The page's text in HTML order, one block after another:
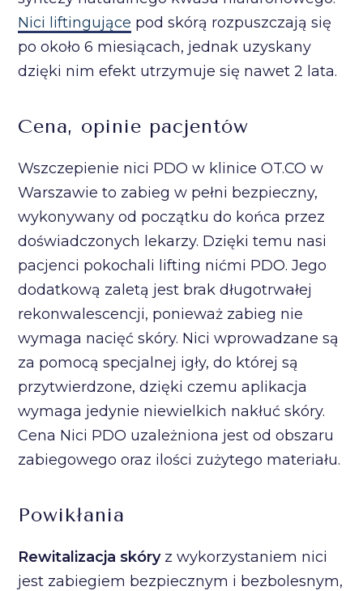
Nici liftingujące pod skórą rozpuszczają się
po około 6 miesiącach, jednak uzyskany
dzięki nim efekt utrzymuje się nawet 2 lata.
Cena, opinie pacjentów
Wszczepienie nici PDO w klinice OT.CO w
Warszawie to zabieg w pełni bezpieczny,
wykonywany od początku do końca przez
doświadczonych lekarzy. Dzięki temu nasi
pacjenci pokochali lifting nićmi PDO. Jego
dodatkową zaletą jest brak długotrwałej
rekonwalescencji, ponieważ zabieg nie
wymaga nacięć skóry. Nici wprowadzane są
za pomocą specjalnej igły, do której są
przytwierdzone, dzięki czemu aplikacja
wymaga jedynie niewielkich nakłuć skóry.
Cena Nici PDO uzależniona jest od obszaru
zabiegowego oraz ilości zużytego materiału.
Powikłania
Rewitalizacja skóryz wykorzystaniem nici
jest zabiegiem bezpiecznym i bezbolesnym,